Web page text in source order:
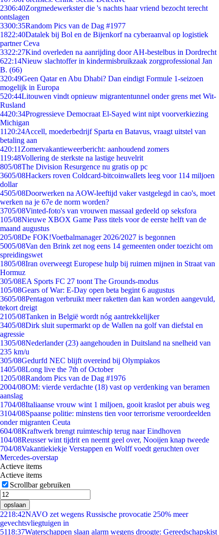
2306:40Zorgmedewerkster die 's nachts haar vriend bezocht terecht
ontslagen
3300:35Random Pics van de Dag #1977
1822:40Datalek bij Bol en de Bijenkorf na cyberaanval op logistiek
partner Ceva
3322:27Kind overleden na aanrijding door AH-bestelbus in Dordrecht
622:14Nieuw slachtoffer in kindermisbruikzaak zorgprofessional Jan
B. (66)
320:49Geen Qatar en Abu Dhabi? Dan eindigt Formule 1-seizoen
mogelijk in Europa
520:44Litouwen vindt opnieuw migrantentunnel onder grens met Wit-
Rusland
4420:34Progressieve Democraat El-Sayed wint nipt voorverkiezing
Michigan
11 20:24Accell, moederbedrijf Sparta en Batavus, vraagt uitstel van
betaling aan
420:11 Zomervakantieweerbericht: aanhoudend zomers
119:48Vollering de sterkste na lastige heuvelrit
805/08The Division Resurgence nu gratis op pc
3605/08Hackers roven Coldcard-bitcoinwallets leeg voor 114 miljoen
dollar
4505/08Doorwerken na AOW-leeftijd vaker vastgelegd in cao's, moet
werken na je 67e de norm worden?
3705/08Vinted-foto's van vrouwen massaal gedeeld op seksfora
105/08Nieuwe XBOX Game Pass titels voor de eerste helft van de
maand augustus
205/08De FOK!Voetbalmanager 2026/2027 is begonnen
5005/08Van den Brink zet nog eens 14 gemeenten onder toezicht om
spreidingswet
1805/08Iran overweegt Europese hulp bij ruimen mijnen in Straat van
Hormuz
305/08EA Sports FC 27 toont The Grounds-modus
105/08Gears of War: E-Day open beta begint 6 augustus
3605/08Pentagon verbruikt meer raketten dan kan worden aangevuld,
tekort dreigt
2105/08Tanken in België wordt nóg aantrekkelijker
3405/08Dirk sluit supermarkt op de Wallen na golf van diefstal en
agressie
1305/08Nederlander (23) aangehouden in Duitsland na snelheid van
235 km/u
305/08Gedurfd NEC blijft overeind bij Olympiakos
1405/08Long live the 7th of October
1205/08Random Pics van de Dag #1976
2004/08OM: vierde verdachte (18) vast op verdenking van beramen
aanslag
1704/08Italiaanse vrouw wint 1 miljoen, gooit kraslot per abuis weg
3104/08Spaanse politie: minstens tien voor terrorisme veroordeelden
onder migranten Ceuta
604/08Kraftwerk brengt ruimteschip terug naar Eindhoven
104/08Reusser wint tijdrit en neemt geel over, Nooijen knap tweede
704/08Vakantiekiekje Verstappen en Wolff voedt geruchten over
Mercedes-overstap
Actieve items
Actieve items
Scrollbar gebruiken
opslaan
2218:42NAVO zet wegens Russische provocatie 250% meer
gevechtsvliegtuigen in
5118:37Waterschappen slaan alarm wegens droogte: Gereedschapskist